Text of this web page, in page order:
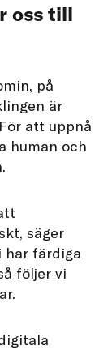
oss till
på
är
att uppnå
human och
säger
har färdiga
följer vi